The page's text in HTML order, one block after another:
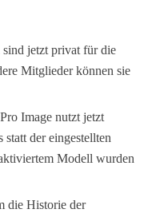
sind jetzt privat für die
Mitglieder können sie
Image nutzt jetzt
der eingestellten
Modell wurden
die Historie der